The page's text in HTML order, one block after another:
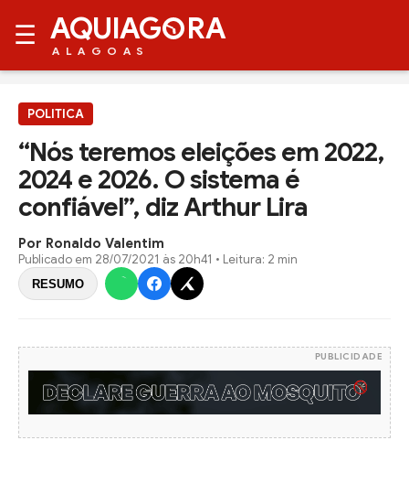
☰ AQUIAG RA
ALAGOAS
POLITICA
“Nós teremos eleições em 2022,
2024 e 2026. O sistema é
confiável”, diz Arthur Lira
Por Ronaldo Valentim
Publicado em 28/07/2021 às 20h41 • Leitura: 2 min
RESUMO
PUBLICIDADE